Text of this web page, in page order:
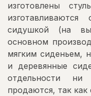
изготовлены
сидушкой (на
основном
мягким сиденьем,
и деревянные
отдельности
продаются, так как